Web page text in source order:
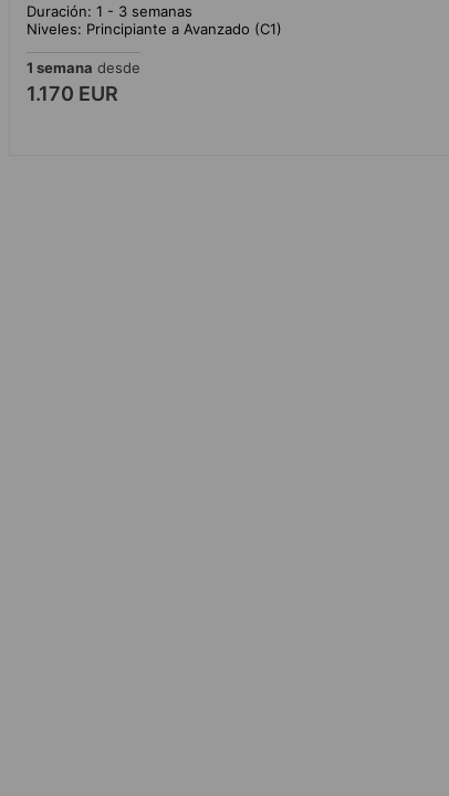
Duración: 1 - 3 semanas
Niveles: Principiante a Avanzado (C1)
1 semana desde
1.170 EUR